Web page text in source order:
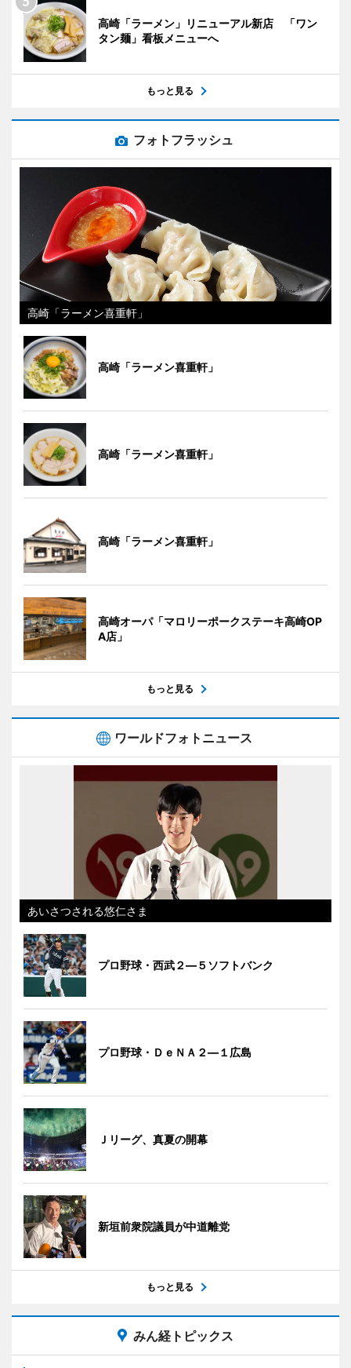
高崎「ラーメン」リニューアル新店 「ワン
タン麺」看板メニューへ
もっと見る
フォトフラッシュ
高崎「ラーメン喜重軒」
高崎「ラーメン喜重軒」
高崎「ラーメン喜重軒」
高崎「ラーメン喜重軒」
高崎オーパ「マロリーポークステーキ高崎OP
A店」
もっと見る
ワールドフォトニュース
あいさつされる悠仁さま
プロ野球・西武２―５ソフトバンク
プロ野球・ＤｅＮＡ２―１広島
Ｊリーグ、真夏の開幕
新垣前衆院議員が中道離党
もっと見る
みん経トピックス